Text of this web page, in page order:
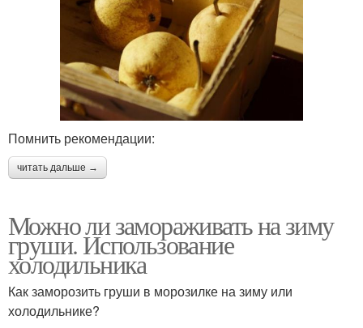
Помнить рекомендации:
читать дальше →
Можно ли замораживать на зиму
груши. Использование
холодильника
Как заморозить груши в морозилке на зиму или
холодильнике?